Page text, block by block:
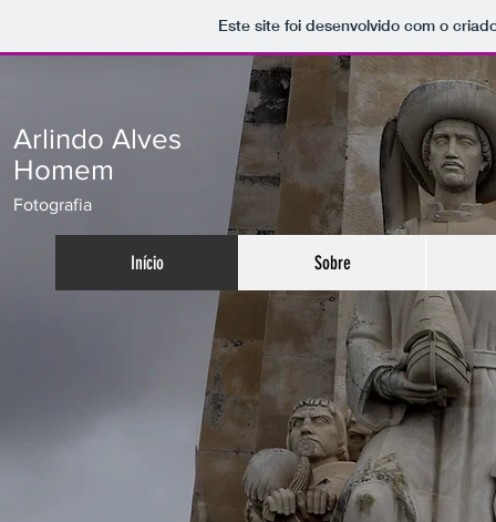
Este site foi desenvolvido com o
Arlindo Alves
Homem
Fotografia
Início Sobre